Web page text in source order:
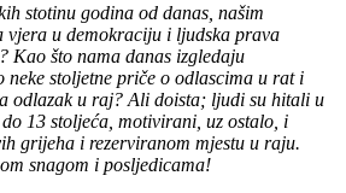
stotinu godina od danas, našim
vjera u demokraciju i ljudska prava
Kao što nama danas izgledaju
neke stoljetne priče o odlascima u rat i
odlazak u raj? Ali doista; ljudi su hitali u
13 stoljeća, motivirani, uz ostalo, i
grijeha i rezerviranom mjestu u raju.
snagom i posljedicama!